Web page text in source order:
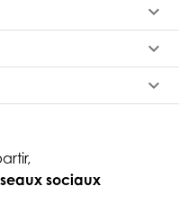
keyboard_arrow_down
keyboard_arrow_down
keyboard_arrow_down
sociaux